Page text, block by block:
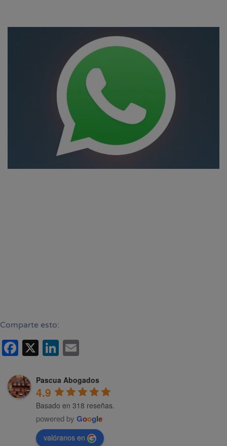
Comparte esto:
Facebook
X LinkedIn
Pascua Abogados
4.9
Basado en 318 reseñas.
powered by Google
valóranos en